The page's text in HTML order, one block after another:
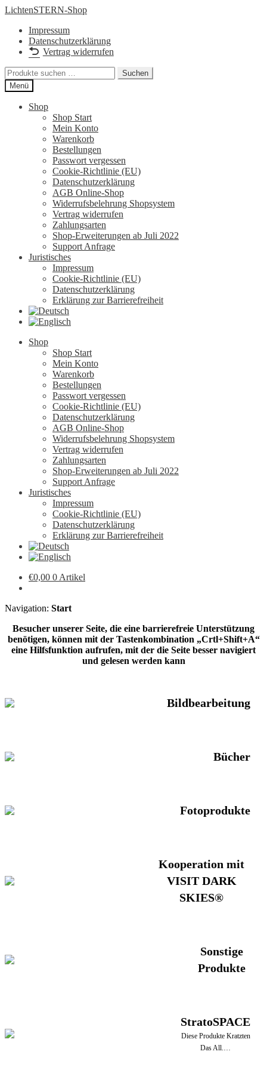
Zur
springen
Zum
springen
LichtenSTERN-Shop
Impressum
Datenschutzerklärung
Vertrag widerrufen
Suchen
nach:
Suchen
Menü
Shop
Shop Start
Mein Konto
Warenkorb
Bestellungen
Passwort vergessen
Cookie-Richtlinie (EU)
Datenschutzerklärung
AGB Online-Shop
Widerrufsbelehrung Shopsystem
Vertrag widerrufen
Zahlungsarten
Shop-Erweiterungen ab Juli 2022
Support Anfrage
Juristisches
Impressum
Cookie-Richtlinie (EU)
Datenschutzerklärung
Erklärung zur Barrierefreiheit
Shop
Shop Start
Mein Konto
Warenkorb
Bestellungen
Passwort vergessen
Cookie-Richtlinie (EU)
Datenschutzerklärung
AGB Online-Shop
Widerrufsbelehrung Shopsystem
Vertrag widerrufen
Zahlungsarten
Shop-Erweiterungen ab Juli 2022
Support Anfrage
Juristisches
Impressum
Cookie-Richtlinie (EU)
Datenschutzerklärung
Erklärung zur Barrierefreiheit
€0,00 0 Artikel
Navigation: Start
Besucher unserer Seite, die eine barrierefreie Unterstützung
benötigen, können mit der Tastenkombination „Crtl+Shift+A“
eine Hilfsfunktion aufrufen, mit der die Seite besser navigiert
und gelesen werden kann
Bildbearbeitung
Bücher
Fotoprodukte
Kooperation mit
VISIT DARK
SKIES®
Sonstige
Produkte
StratoSPACE
Diese Produkte Kratzten
Das All.…